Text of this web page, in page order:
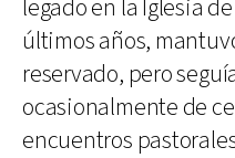
legado en la Iglesia
últimos años,
reservado, pero
ocasionalmente de
encuentros